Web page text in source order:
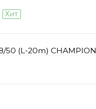
Хит
(L-20m) CHAMPION